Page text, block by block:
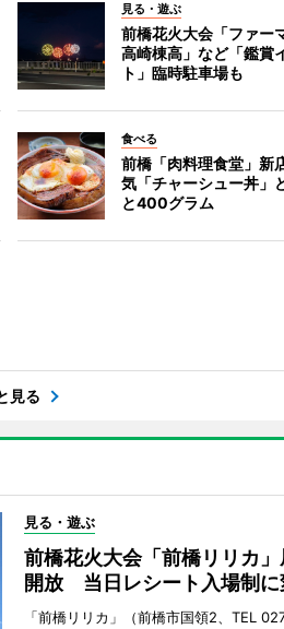
見る・遊ぶ
前橋花火大会「ファー
高崎棟高」など「鑑賞
ト」臨時駐車場も
食べる
前橋「肉料理食堂」
気「チャーシュー丼」
と400グラム
見る
見る・遊ぶ
前橋花火大会「前橋リリカ」
開放 当日レシート入場制に
「前橋リリカ」（前橋市国領2、TEL